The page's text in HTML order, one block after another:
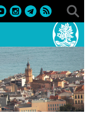
Conferències